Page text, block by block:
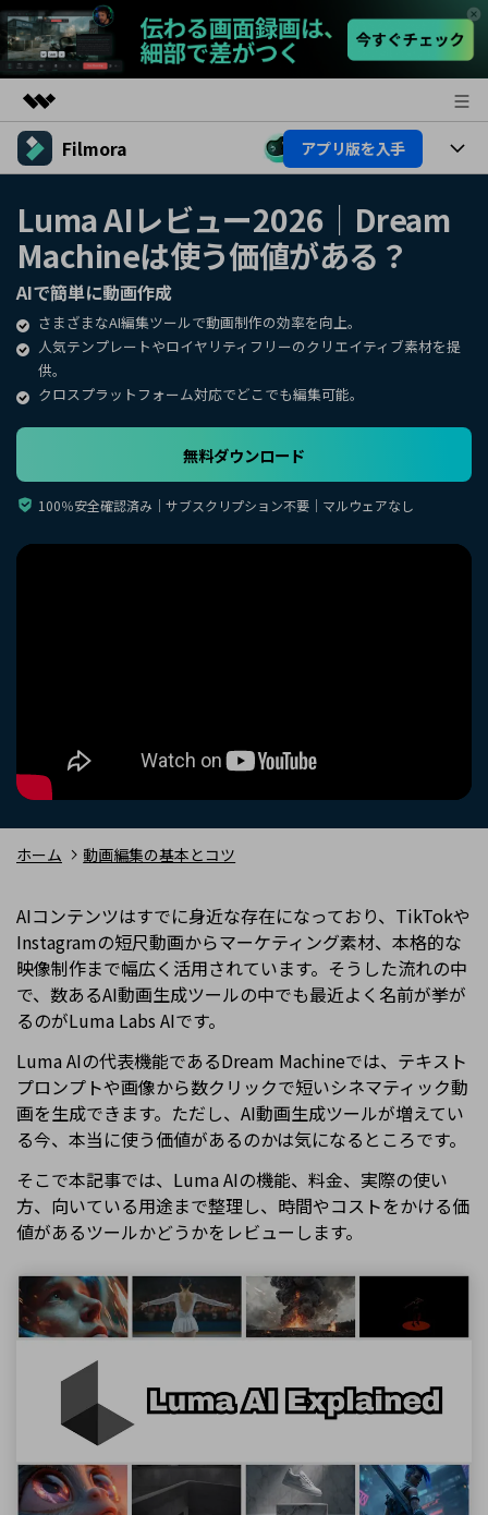
製品
ユーティリティ
法人・教育・パートナー
概要
企業情報
プラン＆価格
サポート
Filmora アプリ版を入手
プラットフォーム
製品機能
AI機能
AIヒント
活用法
Filmoraのユーザー層
ビデオソリューション
動画編集関連知識
動画編集のコツ
サポート
サポート
購入する ログイン
Luma AIレビュー2026｜Dream
Machineは使う価値がある？
AIで簡単に動画作成
さまざまなAI編集ツールで動画制作の効率を向上。
人気テンプレートやロイヤリティフリーのクリエイティブ素材を提
供。
クロスプラットフォーム対応でどこでも編集可能。
無料ダウンロード
100％安全確認済み｜サブスクリプション不要｜マルウェアなし
ホーム 動画編集の基本とコツ
AIコンテンツはすでに身近な存在になっており、TikTokや
Instagramの短尺動画からマーケティング素材、本格的な
映像制作まで幅広く活用されています。そうした流れの中
で、数あるAI動画生成ツールの中でも最近よく名前が挙が
るのがLuma Labs AIです。
Luma AIの代表機能であるDream Machineでは、テキスト
プロンプトや画像から数クリックで短いシネマティック動
画を生成できます。ただし、AI動画生成ツールが増えてい
る今、本当に使う価値があるのかは気になるところです。
そこで本記事では、Luma AIの機能、料金、実際の使い
方、向いている用途まで整理し、時間やコストをかける価
値があるツールかどうかをレビューします。